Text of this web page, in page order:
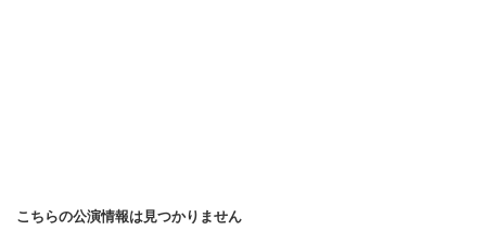
こちらの公演情報は見つかりません